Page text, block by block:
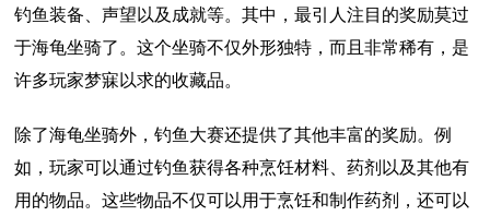
钓鱼装备、声望以及成就等。其中，最引人注目的奖励莫过
于海龟坐骑了。这个坐骑不仅外形独特，而且非常稀有，是
许多玩家梦寐以求的收藏品。
除了海龟坐骑外，钓鱼大赛还提供了其他丰富的奖励。例
如，玩家可以通过钓鱼获得各种烹饪材料、药剂以及其他有
用的物品。这些物品不仅可以用于烹饪和制作药剂，还可以